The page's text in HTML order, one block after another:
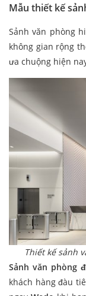
Mẫu thiết kế
Sảnh văn phòng
không gian rộng
ưa chuộng hiện
Thiết kế sảnh
Sảnh văn phòng
khách hàng đàu